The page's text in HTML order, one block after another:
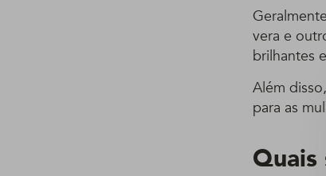
vera e
brilhantes
Além
para as
Quais